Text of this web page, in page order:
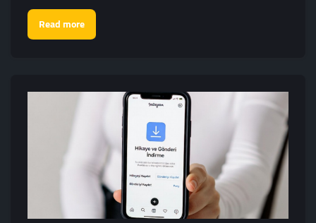
Read more